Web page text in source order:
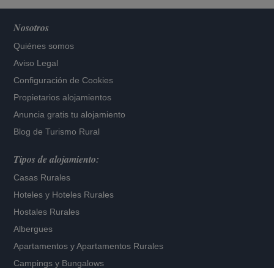
Nosotros
Quiénes somos
Aviso Legal
Configuración de Cookies
Propietarios alojamientos
Anuncia gratis tu alojamiento
Blog de Turismo Rural
Tipos de alojamiento:
Casas Rurales
Hoteles y Hoteles Rurales
Hostales Rurales
Albergues
Apartamentos yApartamentos Rurales
Campings y Bungalows